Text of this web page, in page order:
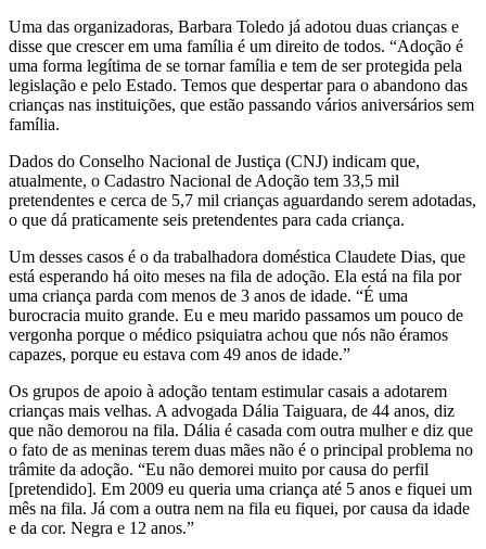
Uma das organizadoras, Barbara Toledo já adotou duas crianças e
disse que crescer em uma família é um direito de todos. “Adoção é
uma forma legítima de se tornar família e tem de ser protegida pela
legislação e pelo Estado. Temos que despertar para o abandono das
crianças nas instituições, que estão passando vários aniversários sem
família.
Dados do Conselho Nacional de Justiça (CNJ) indicam que,
atualmente, o Cadastro Nacional de Adoção tem 33,5 mil
pretendentes e cerca de 5,7 mil crianças aguardando serem adotadas,
o que dá praticamente seis pretendentes para cada criança.
Um desses casos é o da trabalhadora doméstica Claudete Dias, que
está esperando há oito meses na fila de adoção. Ela está na fila por
uma criança parda com menos de 3 anos de idade. “É uma
burocracia muito grande. Eu e meu marido passamos um pouco de
vergonha porque o médico psiquiatra achou que nós não éramos
capazes, porque eu estava com 49 anos de idade.”
Os grupos de apoio à adoção tentam estimular casais a adotarem
crianças mais velhas. A advogada Dália Taiguara, de 44 anos, diz
que não demorou na fila. Dália é casada com outra mulher e diz que
o fato de as meninas terem duas mães não é o principal problema no
trâmite da adoção. “Eu não demorei muito por causa do perfil
[pretendido]. Em 2009 eu queria uma criança até 5 anos e fiquei um
mês na fila. Já com a outra nem na fila eu fiquei, por causa da idade
e da cor. Negra e 12 anos.”